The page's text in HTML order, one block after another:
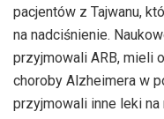
pacjentów z Tajwanu,
na nadciśnienie.
przyjmowali ARB, mieli
choroby Alzheimera w
przyjmowali inne leki na